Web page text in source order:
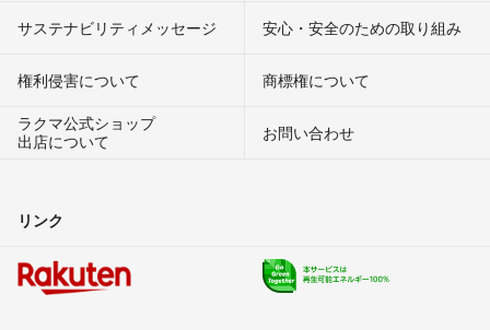
サステナビリティメッセージ 安心・安全のための取り組み
権利侵害について
商標権について
ラクマ公式ショップ
出店について
お問い合わせ
リンク